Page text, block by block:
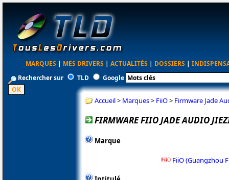
MARQUES | MES DRIVERS | ACTUALITÉS | DOSSIERS |
Rechercher sur
TLD Google
Accueil> Marques> FiiO> Firmware Jade
FIRMWARE FIIO JADE AUDIO
Marque
FiiO (Guangzhou